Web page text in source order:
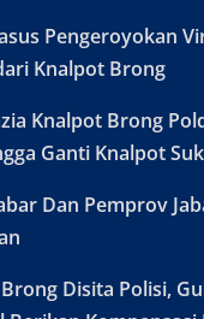
Pengeroyokan
Knalpot Brong
Knalpot Brong
Ganti Knalpot
Dan Pemprov
Disita Polisi,